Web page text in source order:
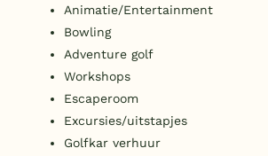
Animatie/Entertainment
Bowling
Adventure golf
Workshops
Escaperoom
Excursies/uitstapjes
Golfkar verhuur